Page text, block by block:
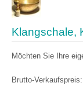
Klangschale,
Möchten Sie Ihre
Brutto-Verkaufspreis: